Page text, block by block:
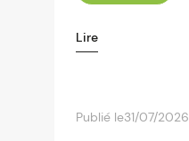
Lire
Publié le31/07/2026